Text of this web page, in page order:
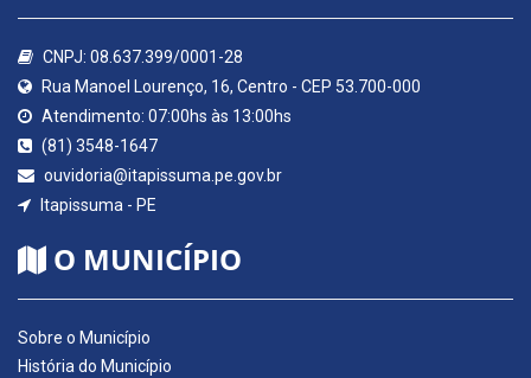
CNPJ: 08.637.399/0001-28
Rua Manoel Lourenço, 16, Centro - CEP 53.700-000
Atendimento: 07:00hs às 13:00hs
(81) 3548-1647
ouvidoria@itapissuma.pe.gov.br
Itapissuma - PE
O MUNICÍPIO
Sobre o Município
História do Município